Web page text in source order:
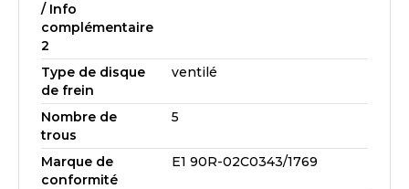
/ Info
complémentaire
2
Type de disque
de frein
ventilé
Nombre de
trous
5
Marque de
conformité
E1 90R-02C0343/1769